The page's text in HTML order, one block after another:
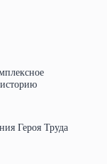
Героя Труда